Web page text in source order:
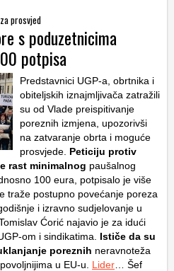
prosvjed
s poduzetnicima
potpisa
Predstavnici UGP-a, obrtnika i
obiteljskih iznajmljivača zatražili
su od Vlade preispitivanje
poreznih izmjena, upozorivši
na zatvaranje obrta i moguće
prosvjede. Peticiju protiv
rast minimalnog paušalnog
100 eura, potpisalo je više
traže postupno povećanje poreza
i izravno sudjelovanje u
Ćorić najavio je za idući
om i sindikatima.
Ističe da su
poreznih neravnoteža
u EU-u. Lider … Šef